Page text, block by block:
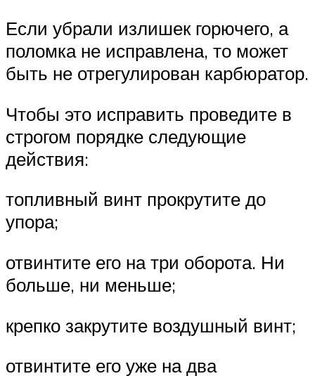
Если убрали излишек горючего, а
поломка не исправлена, то может
быть не отрегулирован карбюратор.
Чтобы это исправить проведите в
строгом порядке следующие
действия:
топливный винт прокрутите до
упора;
отвинтите его на три оборота. Ни
больше, ни меньше;
крепко закрутите воздушный винт;
отвинтите его уже на два